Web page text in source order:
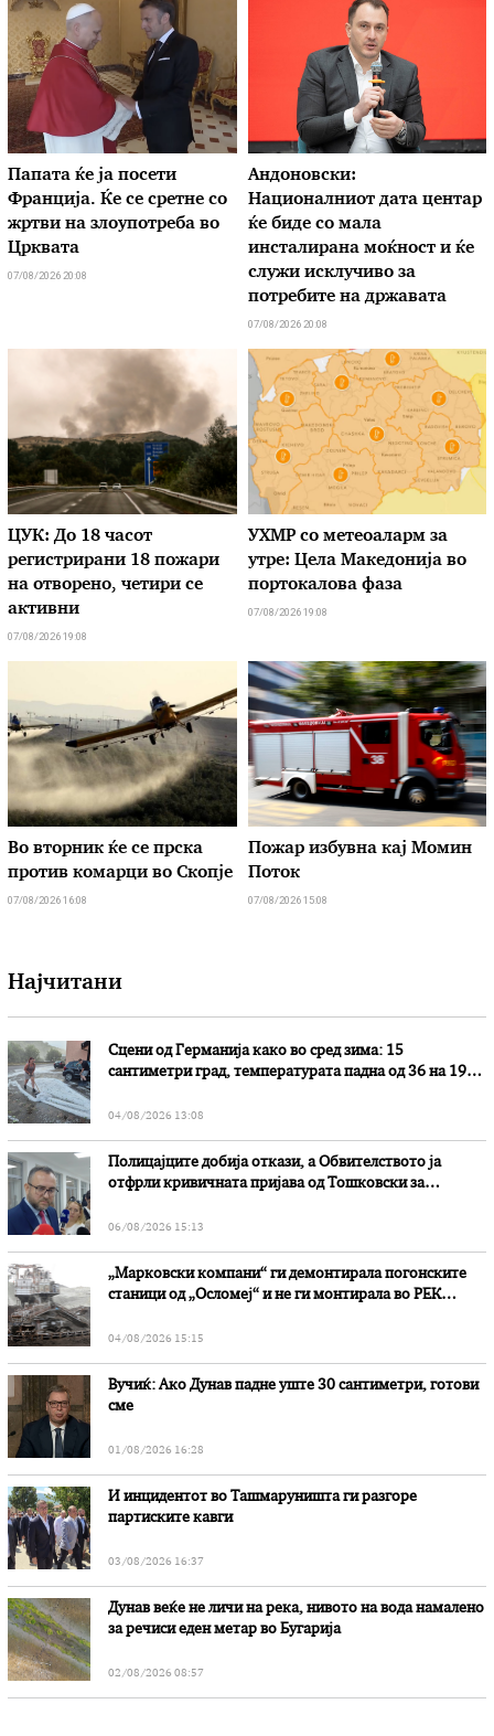
Папата ќе ја посети
Франција. Ќе се сретне со
жртви на злоупотреба во
Црквата
07/08/2026 20:08
Андоновски:
Националниот дата центар
ќе биде со мала
инсталирана моќност и ќе
служи исклучиво за
потребите на државата
07/08/2026 20:08
ЦУК: До 18 часот
регистрирани 18 пожари
на отворено, четири се
активни
07/08/2026 19:08
УХМР со метеоаларм за
утре: Цела Македонија во
портокалова фаза
07/08/2026 19:08
Во вторник ќе се прска
против комарци во Скопје
07/08/2026 16:08
Пожар избувна кај Момин
Поток
07/08/2026 15:08
Најчитани
Сцени од Германија како во сред зима: 15
сантиметри град, температурата падна од 36 на 19
04/08/2026 13:08
Полицајците добија откази, а Обвителството ја
отфрли кривичната пријава од Тошковски за
06/08/2026 15:13
„Марковски компани“ ги демонтирала погонските
станици од „Осломеј“ и не ги монтирала во РЕК
04/08/2026 15:15
Вучиќ: Ако Дунав падне уште 30 сантиметри, готови
сме
01/08/2026 16:28
И инцидентот во Ташмаруништa ги разгоре
партиските кавги
03/08/2026 16:37
Дунав веќе не личи на река, нивото на вода намалено
за речиси еден метар во Бугарија
02/08/2026 08:57